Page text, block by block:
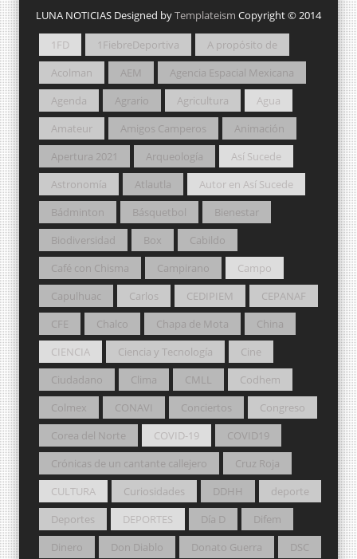
LUNA NOTICIAS Designed byTemplateism Copyright © 2014
1FD 1FiebreDeportiva
A propósito de
Acolman
AEM
Agencia Espacial Mexicana
Agenda
Agrario Agricultura
Agua
Amateur
Amigos Camperos
Animación
Apertura 2021
Arqueología
Así Sucede
Astronomía
Atlautla
Autor en Así Sucede
Bádminton
Básquetbol
Bienestar
Biodiversidad
Box
Cabildo
Café con Chisma
Campirano
Campo
Capulhuac
Carlos CEDIPIEM
CEPANAF
CFE
Chalco Chapa de Mota
China
CIENCIA
Ciencia y Tecnología
Cine
Ciudadano
Clima CMLL
Codhem
Colmex
CONAVI Conciertos
Congreso
Corea del Norte
COVID-19
COVID19
Crónicas de un cantante callejero
Cruz Roja
CULTURA
Curiosidades DDHH
deporte
Deportes
DEPORTES Día D
Difem
Dinero
Don Diablo Donato Guerra
DSC